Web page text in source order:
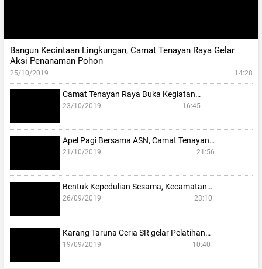
Bangun Kecintaan Lingkungan, Camat Tenayan Raya Gelar
Aksi Penanaman Pohon
25/10/2019 14:28
Camat Tenayan Raya Buka Kegiatan…
23/10/2019 16:45
Apel Pagi Bersama ASN, Camat Tenayan…
21/10/2019 21:56
Bentuk Kepedulian Sesama, Kecamatan…
26/09/2019 23:10
Karang Taruna Ceria SR gelar Pelatihan…
19/09/2019 10:40